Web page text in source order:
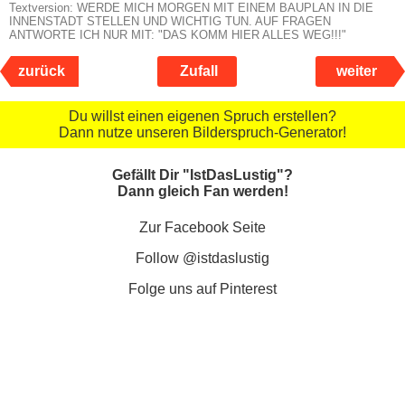
Textversion: WERDE MICH MORGEN MIT EINEM BAUPLAN IN DIE
INNENSTADT STELLEN UND WICHTIG TUN. AUF FRAGEN
ANTWORTE ICH NUR MIT: "DAS KOMM HIER ALLES WEG!!!"
zurück Zufall weiter
Du willst einen eigenen Spruch erstellen?
Dann nutze unseren Bilderspruch-Generator!
Gefällt Dir "IstDasLustig"?
Dann gleich Fan werden!
Zur Facebook Seite
Follow @istdaslustig
Folge uns auf Pinterest